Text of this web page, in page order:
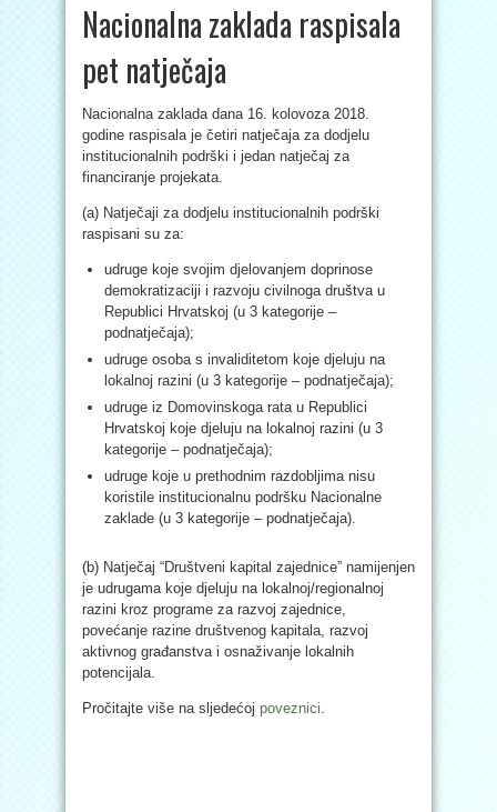
Nacionalna zaklada raspisala
pet natječaja
Nacionalna zaklada dana 16. kolovoza 2018.
godine raspisala je četiri natječaja za dodjelu
institucionalnih podrški i jedan natječaj za
financiranje projekata.
(a) Natječaji za dodjelu institucionalnih podrški
raspisani su za:
udruge koje svojim djelovanjem doprinose
demokratizaciji i razvoju civilnoga društva u
Republici Hrvatskoj (u 3 kategorije –
podnatječaja);
udruge osoba s invaliditetom koje djeluju na
lokalnoj razini (u 3 kategorije – podnatječaja);
udruge iz Domovinskoga rata u Republici
Hrvatskoj koje djeluju na lokalnoj razini (u 3
kategorije – podnatječaja);
udruge koje u prethodnim razdobljima nisu
koristile institucionalnu podršku Nacionalne
zaklade (u 3 kategorije – podnatječaja).
(b) Natječaj “Društveni kapital zajednice” namijenjen
je udrugama koje djeluju na lokalnoj/regionalnoj
razini kroz programe za razvoj zajednice,
povećanje razine društvenog kapitala, razvoj
aktivnog građanstva i osnaživanje lokalnih
potencijala.
Pročitajte više na sljedećoj poveznici.